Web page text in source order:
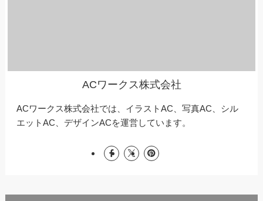
ACワークス株式会社
ACワークス株式会社では、イラストAC、写真AC、シル
エットAC、デザインACを運営しています。